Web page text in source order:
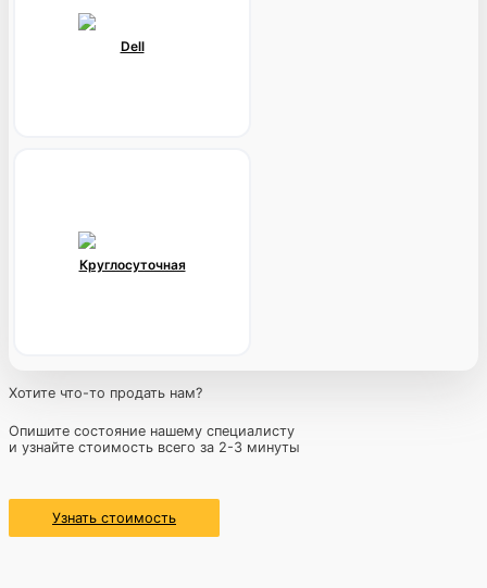
Dell
Круглосуточная
Хотите что-то продать нам?
Опишите состояние нашему специалисту
и узнайте стоимость всего за 2-3 минуты
Узнать стоимость